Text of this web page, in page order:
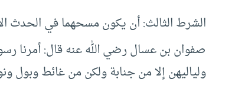
الشرط الثالث: أن يكون مسحهما في الحدث
صفوان بن عسال رضي الله عنه قال: أمرنا
ولياليهن إلا من جنابة ولكن من غائط وبول